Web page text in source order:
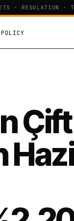
· REGULATION ·
Çift